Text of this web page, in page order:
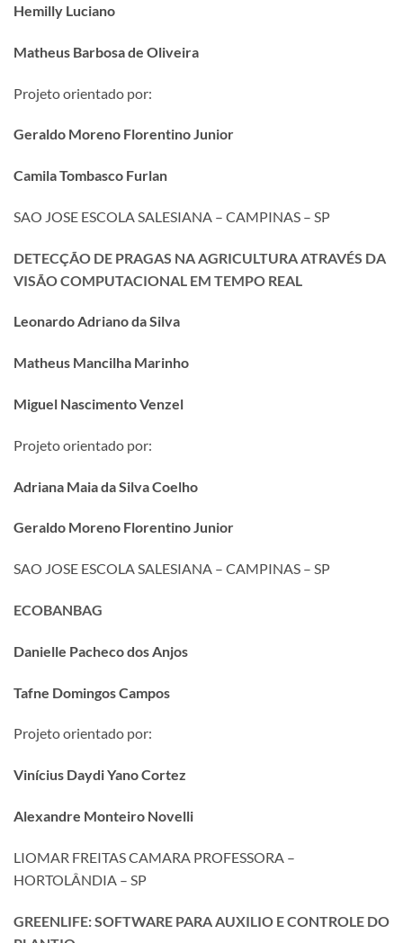
Hemilly Luciano
Matheus Barbosa de Oliveira
Projeto orientado por:
Geraldo Moreno Florentino Junior
Camila Tombasco Furlan
SAO JOSE ESCOLA SALESIANA – CAMPINAS – SP
DETECÇÃO DE PRAGAS NA AGRICULTURA ATRAVÉS DA
VISÃO COMPUTACIONAL EM TEMPO REAL
Leonardo Adriano da Silva
Matheus Mancilha Marinho
Miguel Nascimento Venzel
Projeto orientado por:
Adriana Maia da Silva Coelho
Geraldo Moreno Florentino Junior
SAO JOSE ESCOLA SALESIANA – CAMPINAS – SP
ECOBANBAG
Danielle Pacheco dos Anjos
Tafne Domingos Campos
Projeto orientado por:
Vinícius Daydi Yano Cortez
Alexandre Monteiro Novelli
LIOMAR FREITAS CAMARA PROFESSORA –
HORTOLÂNDIA – SP
GREENLIFE: SOFTWARE PARA AUXILIO E CONTROLE DO